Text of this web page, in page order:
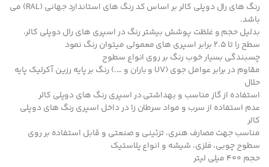
رنگ های رال دوپلی کالر بر اساس کد رنگ های استاندارد جهانی (RAL) می
باشد.
بدلیل حجم و غلظت پوشش بیشتر رنگ در اسپری های رال دوپلی کالر،
سطح را تا 2.5 برابر اسپری های معمولی میتوان رنگ نمود
چسبندگی بسیار خوب رنگ بر روی انواع سطوح
مقاوم در برابر عوامل جوی (UV و باران و ….) رنگ بر پایه رزین آکرلیک پایه
حلال
استفاده از گاز مناسب و بهداشتی در اسپری رنگ های دوپلی کالر
عدم استفاده از سرب و مواد سرطان زا در داخل اسپری رنگ های دوپلی
کالر
مناسب جهت مصارف هنری، تزئینی و صنعتی و قابل استفاده بر روی
سطوح چوبی، فلزی، شیشه و انواع پلاستیک
حجم 400 میلی لیتر